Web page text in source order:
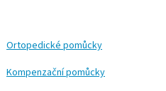
Ortopedické pomůcky
Kompenzační pomůcky